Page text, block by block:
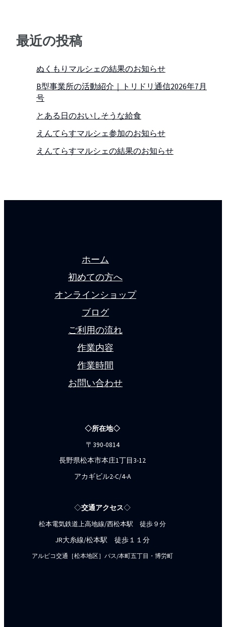
最近の投稿
ぬくもりマルシェの結果のお知らせ
B型事業所の活動紹介｜トリドリ通信2026年7月
号
とある日のおいしそうな給食
えんてらすマルシェ参加のお知らせ
えんてらすマルシェの結果のお知らせ
ホーム
初めての方へ
オンラインショップ
ブログ
ご利用の流れ
作業内容
作業時間
お問い合わせ
◇所在地◇
〒390-0814
長野県松本市本庄1丁目3-12
アカギビル2-C/4-A
◇交通アクセス◇
松本電気鉄道上高地線/西松本駅 徒歩９分
JR大糸線/松本駅 徒歩１１分
アルピコ交通［松本地区］バス/本町五丁目・博労町